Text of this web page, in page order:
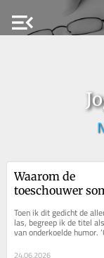
menu_open
Waarom de
toeschouwer
gedicht over
bij misbruik
Toen ik dit gedicht de
las, begreep ik de titel
van onderkoelde humor.
verlossing’ klonk
de...